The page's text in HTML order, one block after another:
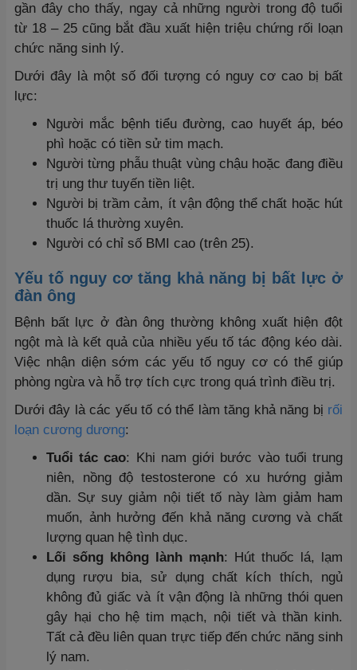
gần đây cho thấy, ngay cả những người trong độ tuổi
từ 18 – 25 cũng bắt đầu xuất hiện triệu chứng rối loạn
chức năng sinh lý.
Dưới đây là một số đối tượng có nguy cơ cao bị bất
lực:
Người mắc bệnh tiểu đường, cao huyết áp, béo
phì hoặc có tiền sử tim mạch.
Người từng phẫu thuật vùng chậu hoặc đang điều
trị ung thư tuyến tiền liệt.
Người bị trầm cảm, ít vận động thể chất hoặc hút
thuốc lá thường xuyên.
Người có chỉ số BMI cao (trên 25).
Yếu tố nguy cơ tăng khả năng bị bất lực ở
đàn ông
Bệnh bất lực ở đàn ông thường không xuất hiện đột
ngột mà là kết quả của nhiều yếu tố tác động kéo dài.
Việc nhận diện sớm các yếu tố nguy cơ có thể giúp
phòng ngừa và hỗ trợ tích cực trong quá trình điều trị.
Dưới đây là các yếu tố có thể làm tăng khả năng bị rối
loạn cương dương:
Tuổi tác cao: Khi nam giới bước vào tuổi trung
niên, nồng độ testosterone có xu hướng giảm
dần. Sự suy giảm nội tiết tố này làm giảm ham
muốn, ảnh hưởng đến khả năng cương và chất
lượng quan hệ tình dục.
Lối sống không lành mạnh: Hút thuốc lá, lạm
dụng rượu bia, sử dụng chất kích thích, ngủ
không đủ giấc và ít vận động là những thói quen
gây hại cho hệ tim mạch, nội tiết và thần kinh.
Tất cả đều liên quan trực tiếp đến chức năng sinh
lý nam.